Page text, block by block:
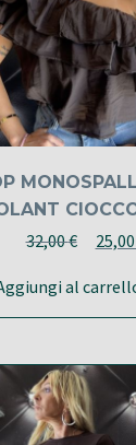
pagina
del
32,00€
Il
era:
25,00
al